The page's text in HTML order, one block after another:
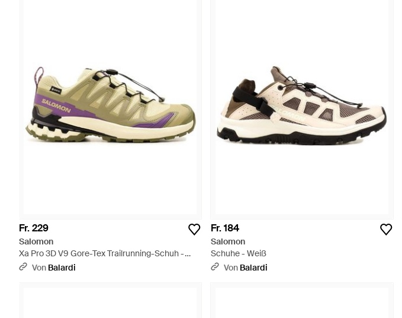
Fr. 229
Salomon
Xa Pro 3D V9 Gore-Tex Trailrunning-Schuh -
Mettallic
Von Balardi
Fr. 184
Salomon
Schuhe - Weiß
Von Balardi